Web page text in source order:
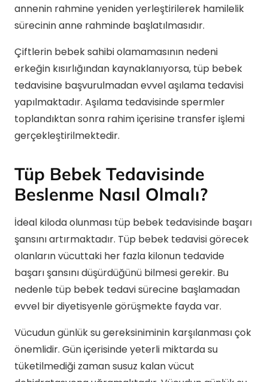
annenin rahmine yeniden yerleştirilerek hamilelik
sürecinin anne rahminde başlatılmasıdır.
Çiftlerin bebek sahibi olamamasının nedeni
erkeğin kısırlığından kaynaklanıyorsa, tüp bebek
tedavisine başvurulmadan evvel aşılama tedavisi
yapılmaktadır. Aşılama tedavisinde spermler
toplandıktan sonra rahim içerisine transfer işlemi
gerçekleştirilmektedir.
Tüp Bebek Tedavisinde
Beslenme Nasıl Olmalı?
İdeal kiloda olunması tüp bebek tedavisinde başarı
şansını artırmaktadır. Tüp bebek tedavisi görecek
olanların vücuttaki her fazla kilonun tedavide
başarı şansını düşürdüğünü bilmesi gerekir. Bu
nedenle tüp bebek tedavi sürecine başlamadan
evvel bir diyetisyenle görüşmekte fayda var.
Vücudun günlük su gereksiniminin karşılanması çok
önemlidir. Gün içerisinde yeterli miktarda su
tüketilmediği zaman susuz kalan vücut